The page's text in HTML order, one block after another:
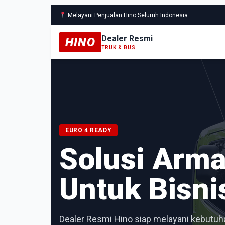
Melayani Penjualan Hino Seluruh Indonesia
HINO Dealer Resmi
TRUK & BUS
EURO 4 READY
Solusi
Untuk
Dealer Resmi Hino siap melayani